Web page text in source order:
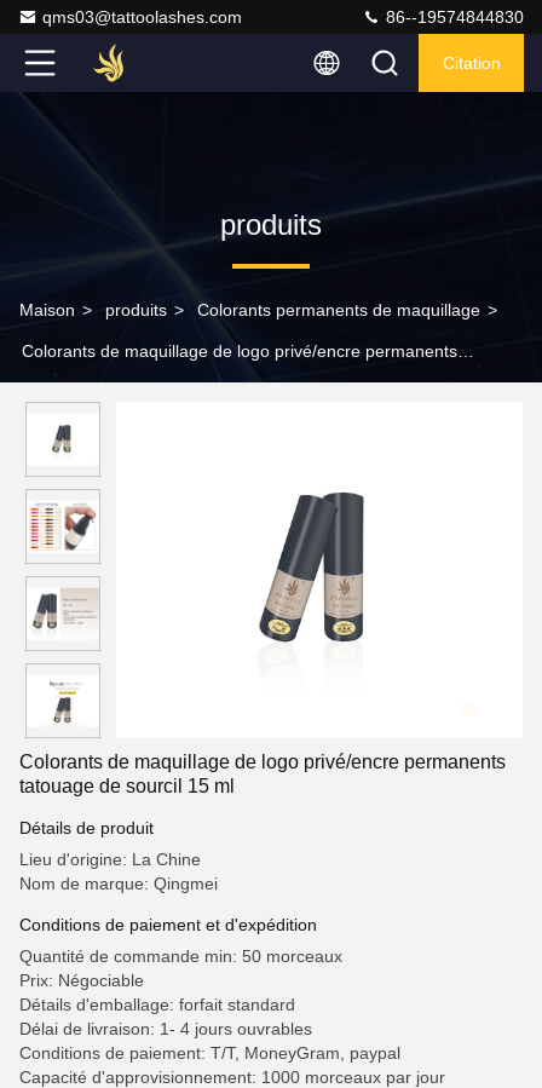
qms03@tattoolashes.com 86--19574844830
Citation
produits
Maison > produits > Colorants permanents de maquillage >
Colorants de maquillage de logo privé/encre permanents
Colorants de maquillage de logo privé/encre permanents
tatouage de sourcil 15 ml
Détails de produit
Lieu d'origine: La Chine
Nom de marque: Qingmei
Conditions de paiement et d'expédition
Quantité de commande min: 50 morceaux
Prix: Négociable
Détails d'emballage: forfait standard
Délai de livraison: 1- 4 jours ouvrables
Conditions de paiement: T/T, MoneyGram, paypal
Capacité d'approvisionnement: 1000 morceaux par jour